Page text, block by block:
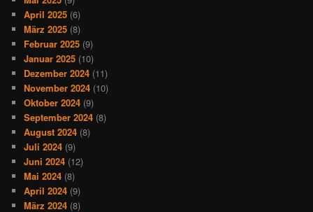
April 2025 (6)
März 2025 (8)
Februar 2025 (9)
Januar 2025 (10)
Dezember 2024 (11)
November 2024 (10)
Oktober 2024 (9)
September 2024 (8)
August 2024 (8)
Juli 2024 (9)
Juni 2024 (12)
Mai 2024 (8)
April 2024 (9)
März 2024 (8)